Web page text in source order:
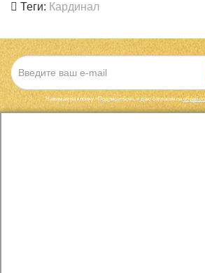
Теги: Кардинал
Нажимая на кнопку «Подписаться», я даю cогласие на